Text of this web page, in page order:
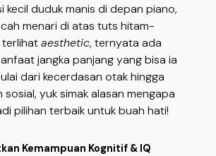
kecil duduk manis di depan piano,
menari di atas tuts hitam-
terlihataesthetic, ternyata ada
jangka panjang yang bisa ia
dari kecerdasan otak hingga
sosial, yuk simak alasan mengapa
pilihan terbaik untuk buah hati!
Kemampuan Kognitif & IQ